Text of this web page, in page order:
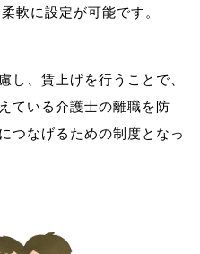
軟に設定が可能です。
し、賃上げを行うことで、
ている介護士の離職を防
つなげるための制度となっ